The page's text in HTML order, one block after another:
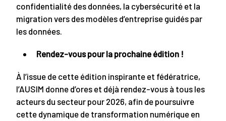
confidentialité des données, la cybersécurité et la
migration vers des modèles d’entreprise guidés par
les données.
Rendez-vous pour la prochaine édition !
À l’issue de cette édition inspirante et fédératrice,
l’AUSIM donne d’ores et déjà rendez-vous à tous les
acteurs du secteur pour 2026, afin de poursuivre
cette dynamique de transformation numérique en